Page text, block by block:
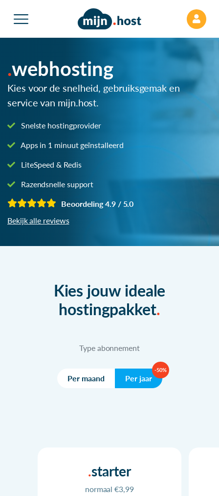
webhosting
Kies voor de snelheid, gebruiksgemak en
service van mijn.host.
Snelste hostingprovider
Apps in 1 minuut geïnstalleerd
LiteSpeed & Redis
Razendsnelle support
Beoordeling 4.9 / 5.0
Bekijk alle reviews
Kies jouw ideale
hostingpakket
Type abonnement
Per maand Per jaar
-50%
starter
normaal €3,99